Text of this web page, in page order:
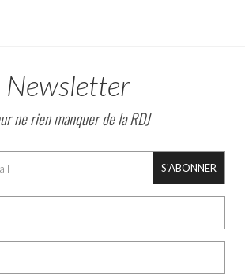
Newsletter
ne rien manquer de la RDJ
S'ABONNER